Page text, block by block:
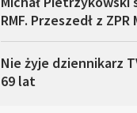
RMF. Przeszedł z ZPR
Nie żyje dziennikarz
69 lat